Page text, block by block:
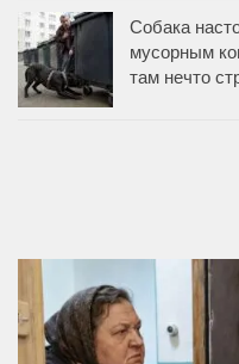
Собака
мусорным
там нечто